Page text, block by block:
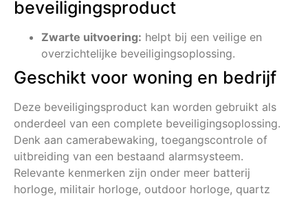
beveiligingsproduct
Zwarte uitvoering: helpt bij een veilige en
overzichtelijke beveiligingsoplossing.
Geschikt voor woning en bedrijf
Deze beveiligingsproduct kan worden gebruikt als
onderdeel van een complete beveiligingsoplossing.
Denk aan camerabewaking, toegangscontrole of
uitbreiding van een bestaand alarmsysteem.
Relevante kenmerken zijn onder meer batterij
horloge, militair horloge, outdoor horloge, quartz